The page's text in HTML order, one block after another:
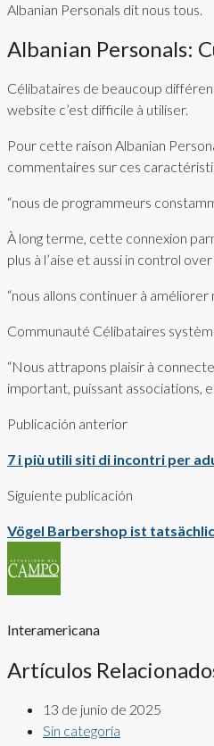
Albanian Personals dit nous tous.
Albanian Personals:
Célibataires de beaucoup
website c’est difficile à utiliser.
Pour cette raison Albanian
commentaires sur ces
“nous de programmeurs
À long terme, cette connexion
plus à l’aise et aussi in control
“nous allons continuer à
Communauté Célibataires
“Nous attrapons plaisir à
important, puissant associations,
Publicación anterior
7 i più utili siti di incontri per
Siguiente publicación
Vögel Barbershop ist
Interamericana
Artículos
13 de junio de 2025
Sin categoría